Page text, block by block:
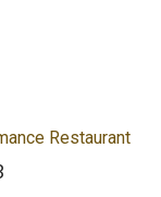
Restaurant